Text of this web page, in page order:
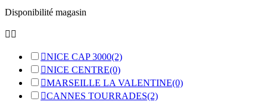
Disponibilité magasin
 
NICE CAP 3000(2)
NICE CENTRE(0)
MARSEILLE LA VALENTINE(0)
CANNES TOURRADES(2)